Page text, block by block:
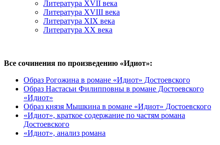
Литература XVII века
Литература XVIII века
Литература XIX века
Литература XX века
Все сочинения по произведению «Идиот»:
Образ Рогожина в романе «Идиот» Достоевского
Образ Настасьи Филипповны в романе Достоевского
«Идиот»
Образ князя Мышкина в романе «Идиот» Достоевского
«Идиот», краткое содержание по частям романа
Достоевского
«Идиот», анализ романа